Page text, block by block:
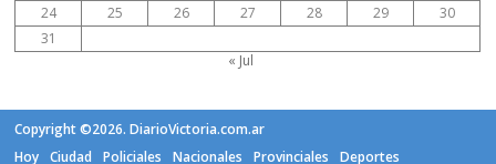
24
25 26 27 28 29
30
31
« Jul
Copyright ©2026. DiarioVictoria.com.ar
Hoy
Ciudad Policiales Nacionales Provinciales Deportes